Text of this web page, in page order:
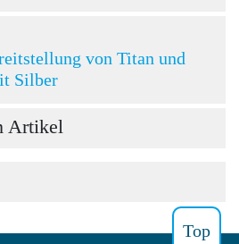
von Titan und
Silber
Artikel
Top